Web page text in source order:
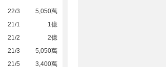
22/3
5,050萬
21/1
1億
21/2
2億
21/3
5,050萬
21/5 3,400萬